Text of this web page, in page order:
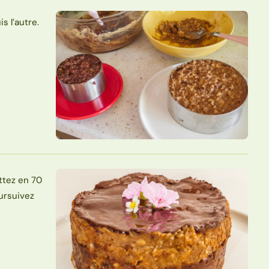
l’autre.
en 70